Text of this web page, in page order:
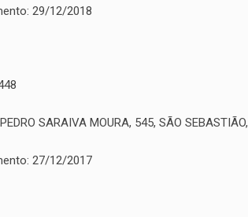
29/12/2018
SARAIVA MOURA, 545, SÃO SEBASTIÃO,
27/12/2017